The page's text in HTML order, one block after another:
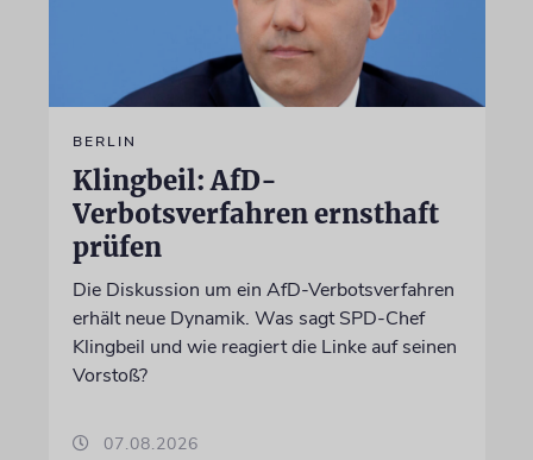
BERLIN
Klingbeil: AfD-
Verbotsverfahren ernsthaft
prüfen
Die Diskussion um ein AfD-Verbotsverfahren
erhält neue Dynamik. Was sagt SPD-Chef
Klingbeil und wie reagiert die Linke auf seinen
Vorstoß?
07.08.2026